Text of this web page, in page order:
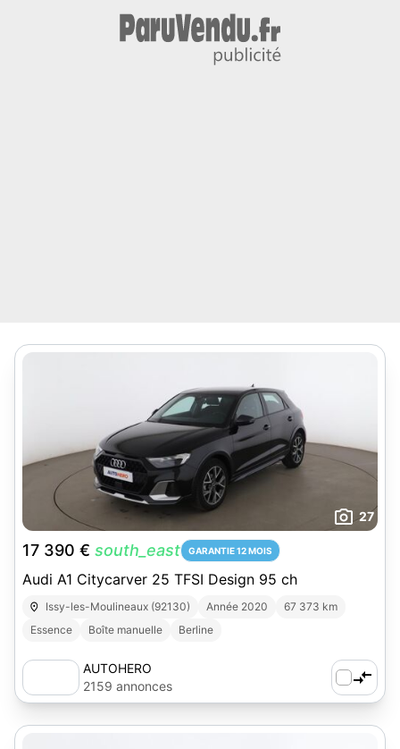
27
17 390 € south_east GARANTIE 12 MOIS
Audi A1 Citycarver 25 TFSI Design 95 ch
Issy-les-Moulineaux (92130) Année 2020
67 373 km
Essence
Boîte manuelle Berline
AUTOHERO
2159 annonces